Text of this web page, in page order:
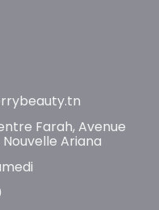
Farah, Avenue
Ariana